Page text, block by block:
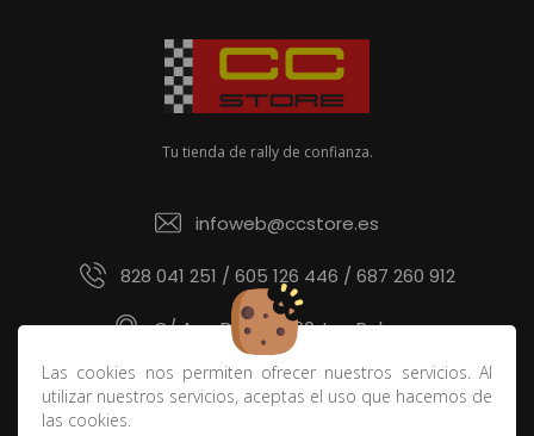
Las cookies nos permiten ofrecer nuestros servicios. Al
utilizar nuestros servicios, aceptas el uso que hacemos de
las cookies.
Tu tienda de rally de confianza.
infoweb@ccstore.es
828 041 251 / 605 126 446 / 687 260 912
C/ Ana Benítez 60, Las Palmas